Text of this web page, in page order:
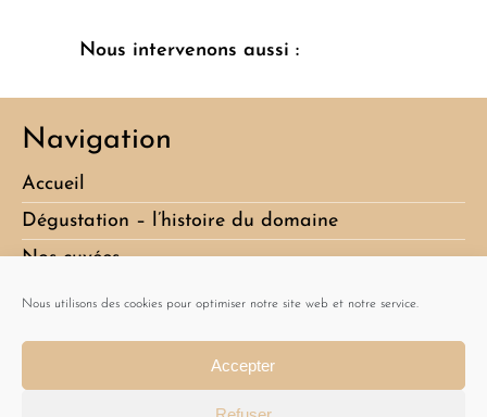
Nous utilisons des cookies pour optimiser notre site web et notre service.
Accepter
Nous intervenons aussi :
Navigation
Accueil
Dégustation – l’histoire du domaine
Nos cuvées
Album